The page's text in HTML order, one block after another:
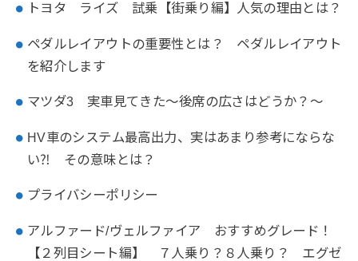
トヨタ ライズ 試乗【街乗り編】人気の理由とは？
ペダルレイアウトの重要性とは？ ペダルレイアウト
を紹介します
マツダ3 実車見てきた～後席の広さはどうか？～
HV車のシステム最高出力、実はあまり参考にならな
い⁈ その意味とは？
プライバシーポリシー
アルファード/ヴェルファイア おすすめグレード！
【２列目シート編】 ７人乗り？８人乗り？ エグゼ